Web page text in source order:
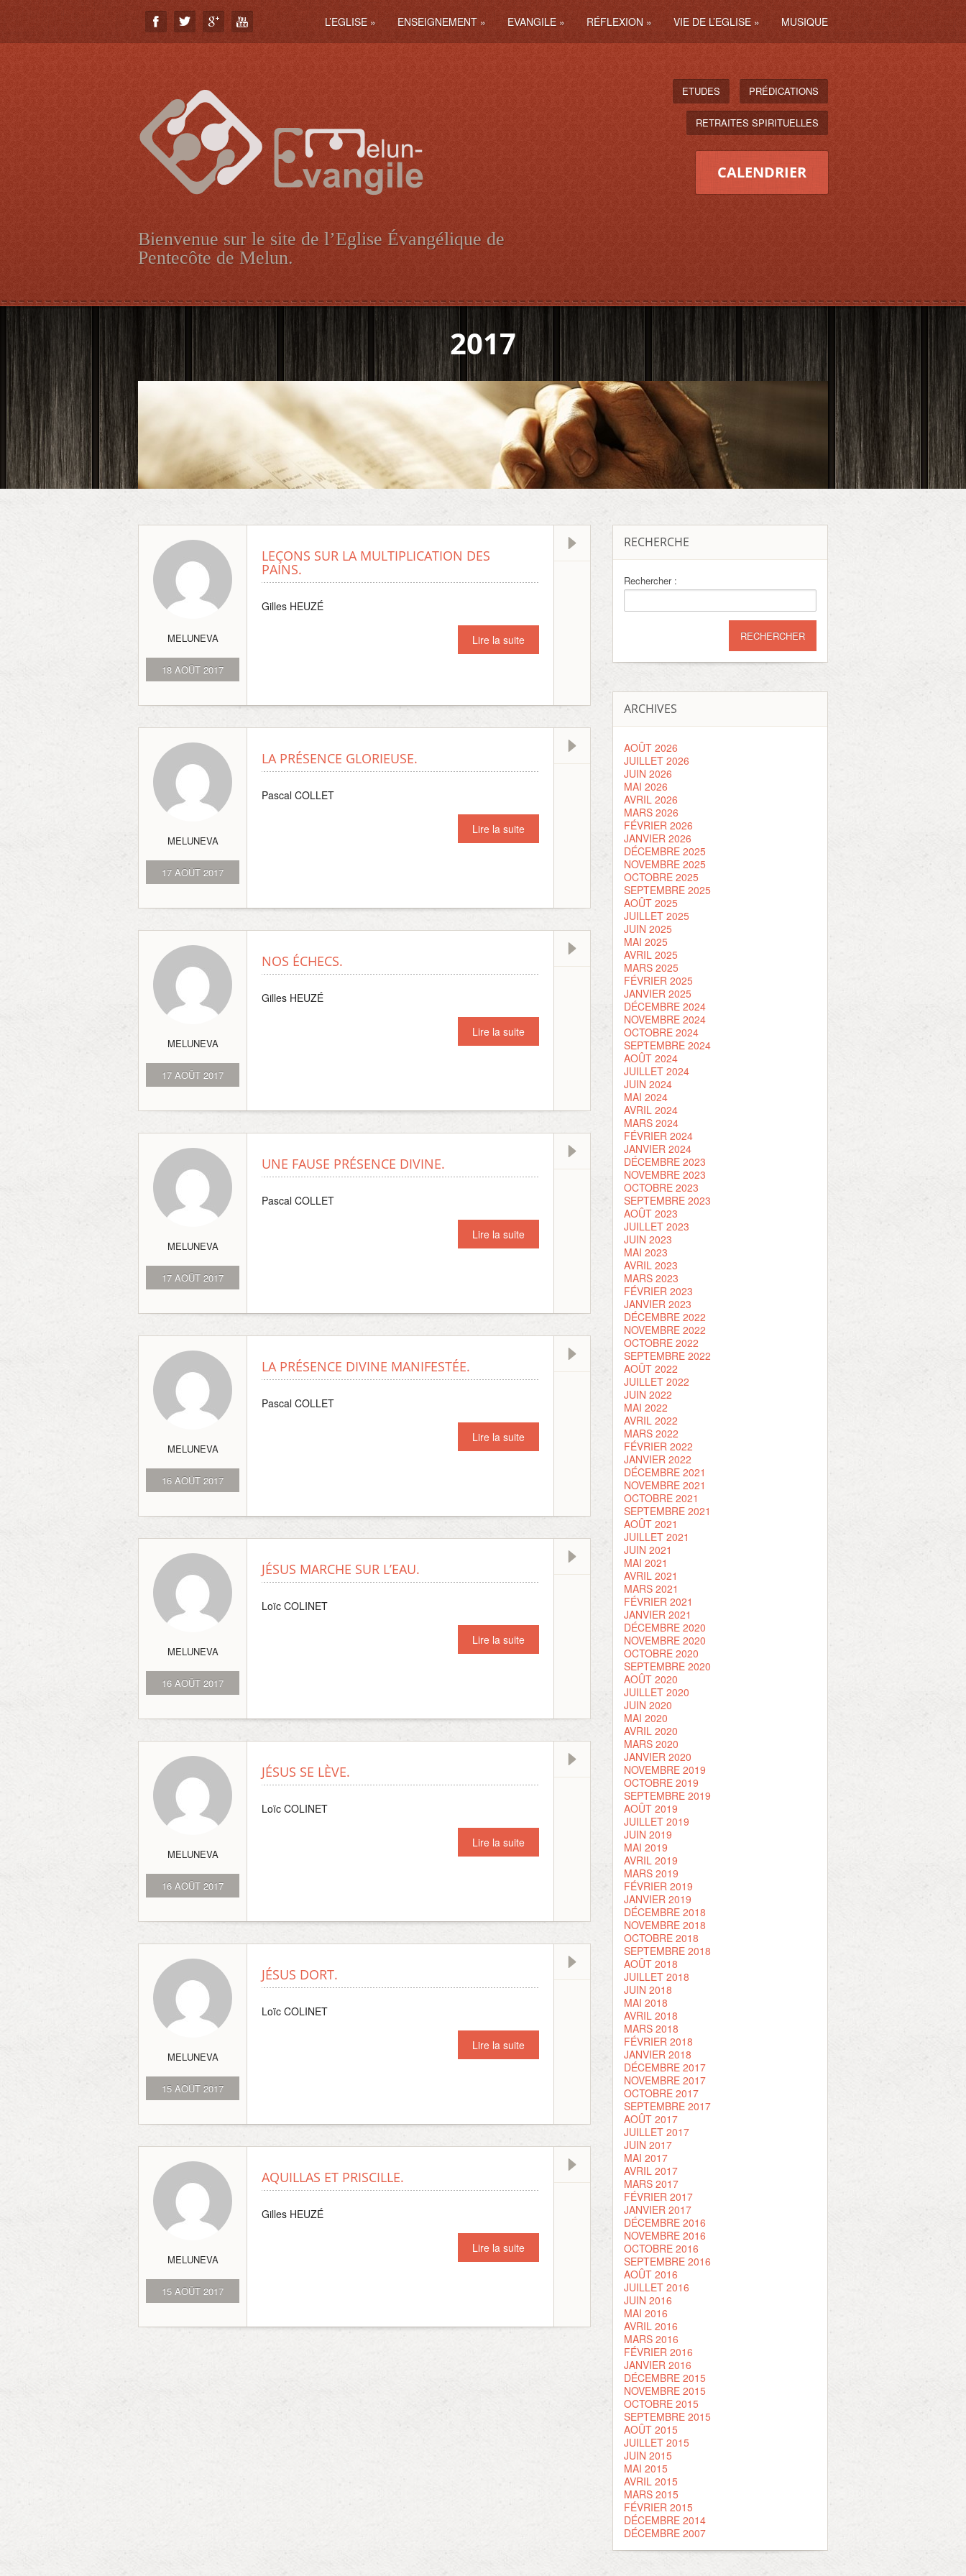
L’EGLISE » ENSEIGNEMENT » EVANGILE » RÉFLEXION » VIE DE L’EGLISE » MUSIQUE
Bienvenue sur le site de l’Eglise Évangélique de
Pentecôte de Melun.
ETUDES PRÉDICATIONS
RETRAITES SPIRITUELLES
CALENDRIER
2017
MELUNEVA
18 AOÛT 2017
LEÇONS SUR LA MULTIPLICATION DES
PAINS.
Gilles HEUZÉ
Lire la suite
MELUNEVA
17 AOÛT 2017
LA PRÉSENCE GLORIEUSE.
Pascal COLLET
Lire la suite
MELUNEVA
17 AOÛT 2017
NOS ÉCHECS.
Gilles HEUZÉ
Lire la suite
MELUNEVA
17 AOÛT 2017
UNE FAUSE PRÉSENCE DIVINE.
Pascal COLLET
Lire la suite
MELUNEVA
16 AOÛT 2017
LA PRÉSENCE DIVINE MANIFESTÉE.
Pascal COLLET
Lire la suite
MELUNEVA
16 AOÛT 2017
JÉSUS MARCHE SUR L’EAU.
Loïc COLINET
Lire la suite
MELUNEVA
16 AOÛT 2017
JÉSUS SE LÈVE.
Loïc COLINET
Lire la suite
MELUNEVA
15 AOÛT 2017
JÉSUS DORT.
Loïc COLINET
Lire la suite
MELUNEVA
15 AOÛT 2017
AQUILLAS ET PRISCILLE.
Gilles HEUZÉ
Lire la suite
RECHERCHE
Rechercher :
ARCHIVES
AOÛT 2026
JUILLET 2026
JUIN 2026
MAI 2026
AVRIL 2026
MARS 2026
FÉVRIER 2026
JANVIER 2026
DÉCEMBRE 2025
NOVEMBRE 2025
OCTOBRE 2025
SEPTEMBRE 2025
AOÛT 2025
JUILLET 2025
JUIN 2025
MAI 2025
AVRIL 2025
MARS 2025
FÉVRIER 2025
JANVIER 2025
DÉCEMBRE 2024
NOVEMBRE 2024
OCTOBRE 2024
SEPTEMBRE 2024
AOÛT 2024
JUILLET 2024
JUIN 2024
MAI 2024
AVRIL 2024
MARS 2024
FÉVRIER 2024
JANVIER 2024
DÉCEMBRE 2023
NOVEMBRE 2023
OCTOBRE 2023
SEPTEMBRE 2023
AOÛT 2023
JUILLET 2023
JUIN 2023
MAI 2023
AVRIL 2023
MARS 2023
FÉVRIER 2023
JANVIER 2023
DÉCEMBRE 2022
NOVEMBRE 2022
OCTOBRE 2022
SEPTEMBRE 2022
AOÛT 2022
JUILLET 2022
JUIN 2022
MAI 2022
AVRIL 2022
MARS 2022
FÉVRIER 2022
JANVIER 2022
DÉCEMBRE 2021
NOVEMBRE 2021
OCTOBRE 2021
SEPTEMBRE 2021
AOÛT 2021
JUILLET 2021
JUIN 2021
MAI 2021
AVRIL 2021
MARS 2021
FÉVRIER 2021
JANVIER 2021
DÉCEMBRE 2020
NOVEMBRE 2020
OCTOBRE 2020
SEPTEMBRE 2020
AOÛT 2020
JUILLET 2020
JUIN 2020
MAI 2020
AVRIL 2020
MARS 2020
JANVIER 2020
NOVEMBRE 2019
OCTOBRE 2019
SEPTEMBRE 2019
AOÛT 2019
JUILLET 2019
JUIN 2019
MAI 2019
AVRIL 2019
MARS 2019
FÉVRIER 2019
JANVIER 2019
DÉCEMBRE 2018
NOVEMBRE 2018
OCTOBRE 2018
SEPTEMBRE 2018
AOÛT 2018
JUILLET 2018
JUIN 2018
MAI 2018
AVRIL 2018
MARS 2018
FÉVRIER 2018
JANVIER 2018
DÉCEMBRE 2017
NOVEMBRE 2017
OCTOBRE 2017
SEPTEMBRE 2017
AOÛT 2017
JUILLET 2017
JUIN 2017
MAI 2017
AVRIL 2017
MARS 2017
FÉVRIER 2017
JANVIER 2017
DÉCEMBRE 2016
NOVEMBRE 2016
OCTOBRE 2016
SEPTEMBRE 2016
AOÛT 2016
JUILLET 2016
JUIN 2016
MAI 2016
AVRIL 2016
MARS 2016
FÉVRIER 2016
JANVIER 2016
DÉCEMBRE 2015
NOVEMBRE 2015
OCTOBRE 2015
SEPTEMBRE 2015
AOÛT 2015
JUILLET 2015
JUIN 2015
MAI 2015
AVRIL 2015
MARS 2015
FÉVRIER 2015
DÉCEMBRE 2014
DÉCEMBRE 2007